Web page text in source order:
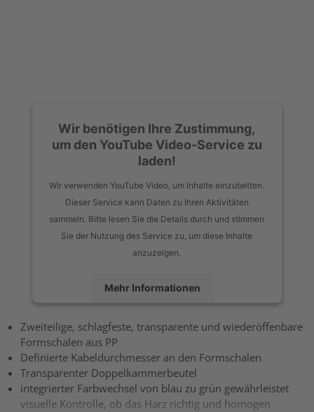
Wir benötigen Ihre Zustimmung,
um den YouTube Video-Service zu
laden!
Wir verwenden YouTube Video, um Inhalte einzubetten.
Dieser Service kann Daten zu Ihren Aktivitäten
sammeln. Bitte lesen Sie die Details durch und stimmen
Sie der Nutzung des Service zu, um diese Inhalte
anzuzeigen.
Mehr Informationen
Akzeptieren
powered by Usercentrics Consent Management Platform
Zweiteilige, schlagfeste, transparente und wiederöffenbare
Formschalen aus PP
Definierte Kabeldurchmesser an den Formschalen
Transparenter Doppelkammerbeutel
integrierter Farbwechsel von blau zu grün gewährleistet
visuelle Kontrolle, ob das Harz richtig und homogen